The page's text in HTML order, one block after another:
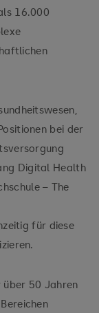
16.000
bei der
Digital Health
– The
für diese
über 50 Jahren